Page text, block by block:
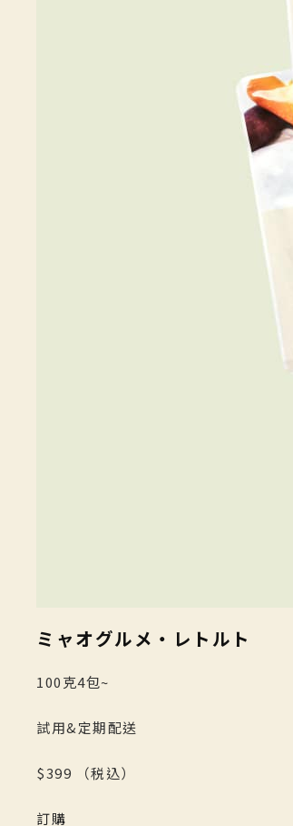
ミャオグルメ・レトルト
100克4包~
試用&定期配送
$399 （税込）
訂購